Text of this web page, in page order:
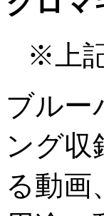
※上
ブルー
ング収
る動画